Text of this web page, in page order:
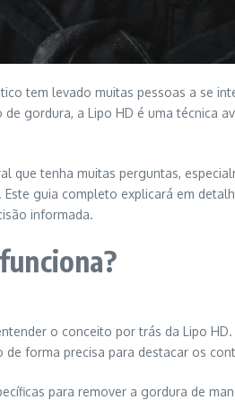
tem levado muitas pessoas a se
gordura, a Lipo HD é uma técnica
que tenha muitas perguntas,
guia completo explicará em
informada.
o conceito por trás da Lipo HD.
forma precisa para destacar os
para remover a gordura de